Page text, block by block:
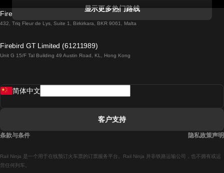
都柏林開往戈尔韦的列車
羅馬開往拿坡里的列車
显示更多热门路线
Firebird GT Limited (OC 1451)
432, Triq Fleur de Lys, Suite 1, Birkirkara, BKR 9061, Malta
Firebird GT Limited (61211989)
Unit G 15/F Tal Building 49 Austin Road, KL, Hong Kong
Rail Ninja 是一个用于在线预订火车票的订票服务平台。Rail Ninja 并非铁路运输公司，也不拥有或运
营任何列车。
简体中文
客户支持
条款与条件 隐私政策声明